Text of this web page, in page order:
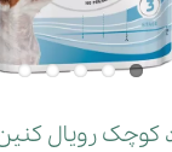
رویال کنین وزن